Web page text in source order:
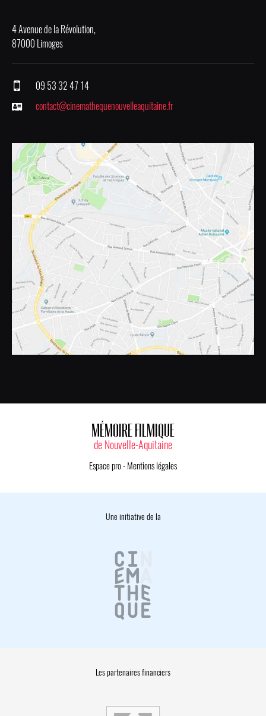
4 Avenue de la Révolution,
87000 Limoges
09 53 32 47 14
contact@cinemathequenouvelleaquitaine.fr
MÉMOIRE FILMIQUE
de Nouvelle-Aquitaine
Espace pro- Mentions légales
Une initiative de la
Les partenaires financiers